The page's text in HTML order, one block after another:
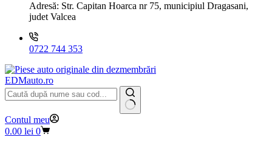
Adresă: Str. Capitan Hoarca nr 75, municipiul Dragasani,
judet Valcea
0722 744 353
EDMauto.ro
Niciun
rezultat
Contul meu
Coș
0.00 lei 0